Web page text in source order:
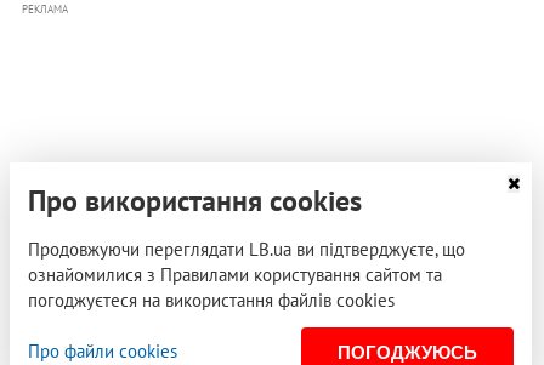
РЕКЛАМА
Про використання cookies
Продовжуючи переглядати LB.ua ви підтверджуєте, що
ознайомилися з Правилами користування сайтом та
погоджуєтеся на використання файлів cookies
Про файли cookies ПОГОДЖУЮСЬ